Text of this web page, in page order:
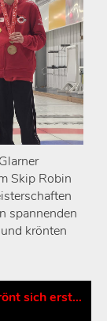
Skip Robin
spannenden
krönten
Glarner Wintermärchen: Team Hösli krönt sich erstmals zum Schweizer Meister!